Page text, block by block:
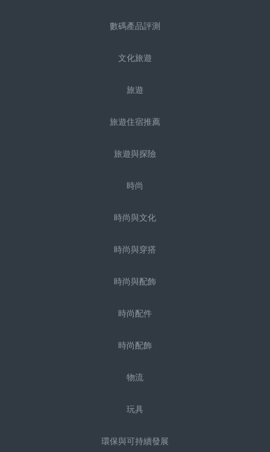
數碼產品評測
文化旅遊
旅遊
旅遊住宿推薦
旅遊與探險
時尚
時尚與文化
時尚與穿搭
時尚與配飾
時尚配件
時尚配飾
物流
玩具
環保與可持續發展